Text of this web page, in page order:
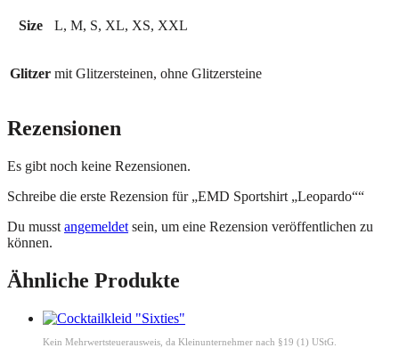
Size L, M, S, XL, XS, XXL
Glitzer mit Glitzersteinen, ohne Glitzersteine
Rezensionen
Es gibt noch keine Rezensionen.
Schreibe die erste Rezension für „EMD Sportshirt „Leopardo““
Du musst angemeldet sein, um eine Rezension veröffentlichen zu
können.
Ähnliche Produkte
Kein Mehrwertsteuerausweis, da Kleinunternehmer nach §19 (1) UStG.